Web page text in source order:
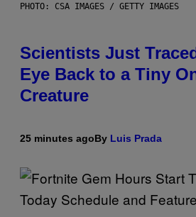
PHOTO: CSA IMAGES / GETTY IMAGES
Scientists Just
Eye Back to a Tiny
Creature
25 minutes agoBy Luis Prada